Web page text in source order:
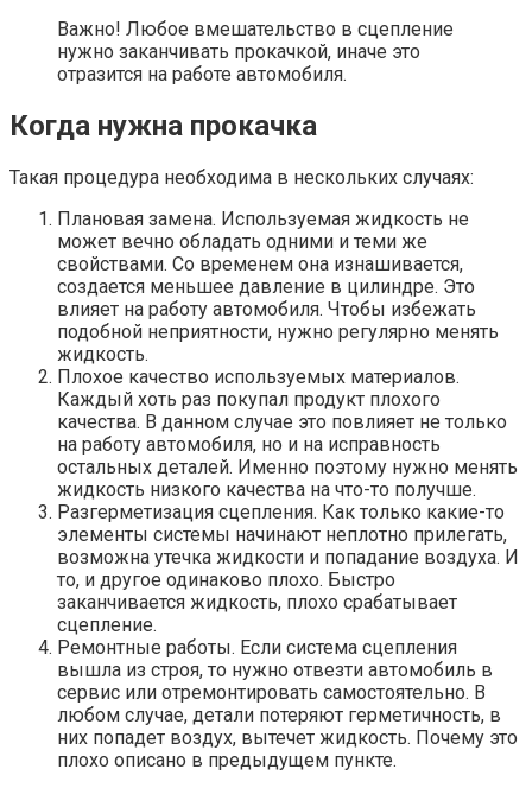
Важно! Любое вмешательство в сцепление
нужно заканчивать прокачкой, иначе это
отразится на работе автомобиля.
Когда нужна прокачка
Такая процедура необходима в нескольких случаях:
Плановая замена. Используемая жидкость не
может вечно обладать одними и теми же
свойствами. Со временем она изнашивается,
создается меньшее давление в цилиндре. Это
влияет на работу автомобиля. Чтобы избежать
подобной неприятности, нужно регулярно менять
жидкость.
Плохое качество используемых материалов.
Каждый хоть раз покупал продукт плохого
качества. В данном случае это повлияет не только
на работу автомобиля, но и на исправность
остальных деталей. Именно поэтому нужно менять
жидкость низкого качества на что-то получше.
Разгерметизация сцепления. Как только какие-то
элементы системы начинают неплотно прилегать,
возможна утечка жидкости и попадание воздуха. И
то, и другое одинаково плохо. Быстро
заканчивается жидкость, плохо срабатывает
сцепление.
Ремонтные работы. Если система сцепления
вышла из строя, то нужно отвезти автомобиль в
сервис или отремонтировать самостоятельно. В
любом случае, детали потеряют герметичность, в
них попадет воздух, вытечет жидкость. Почему это
плохо описано в предыдущем пункте.